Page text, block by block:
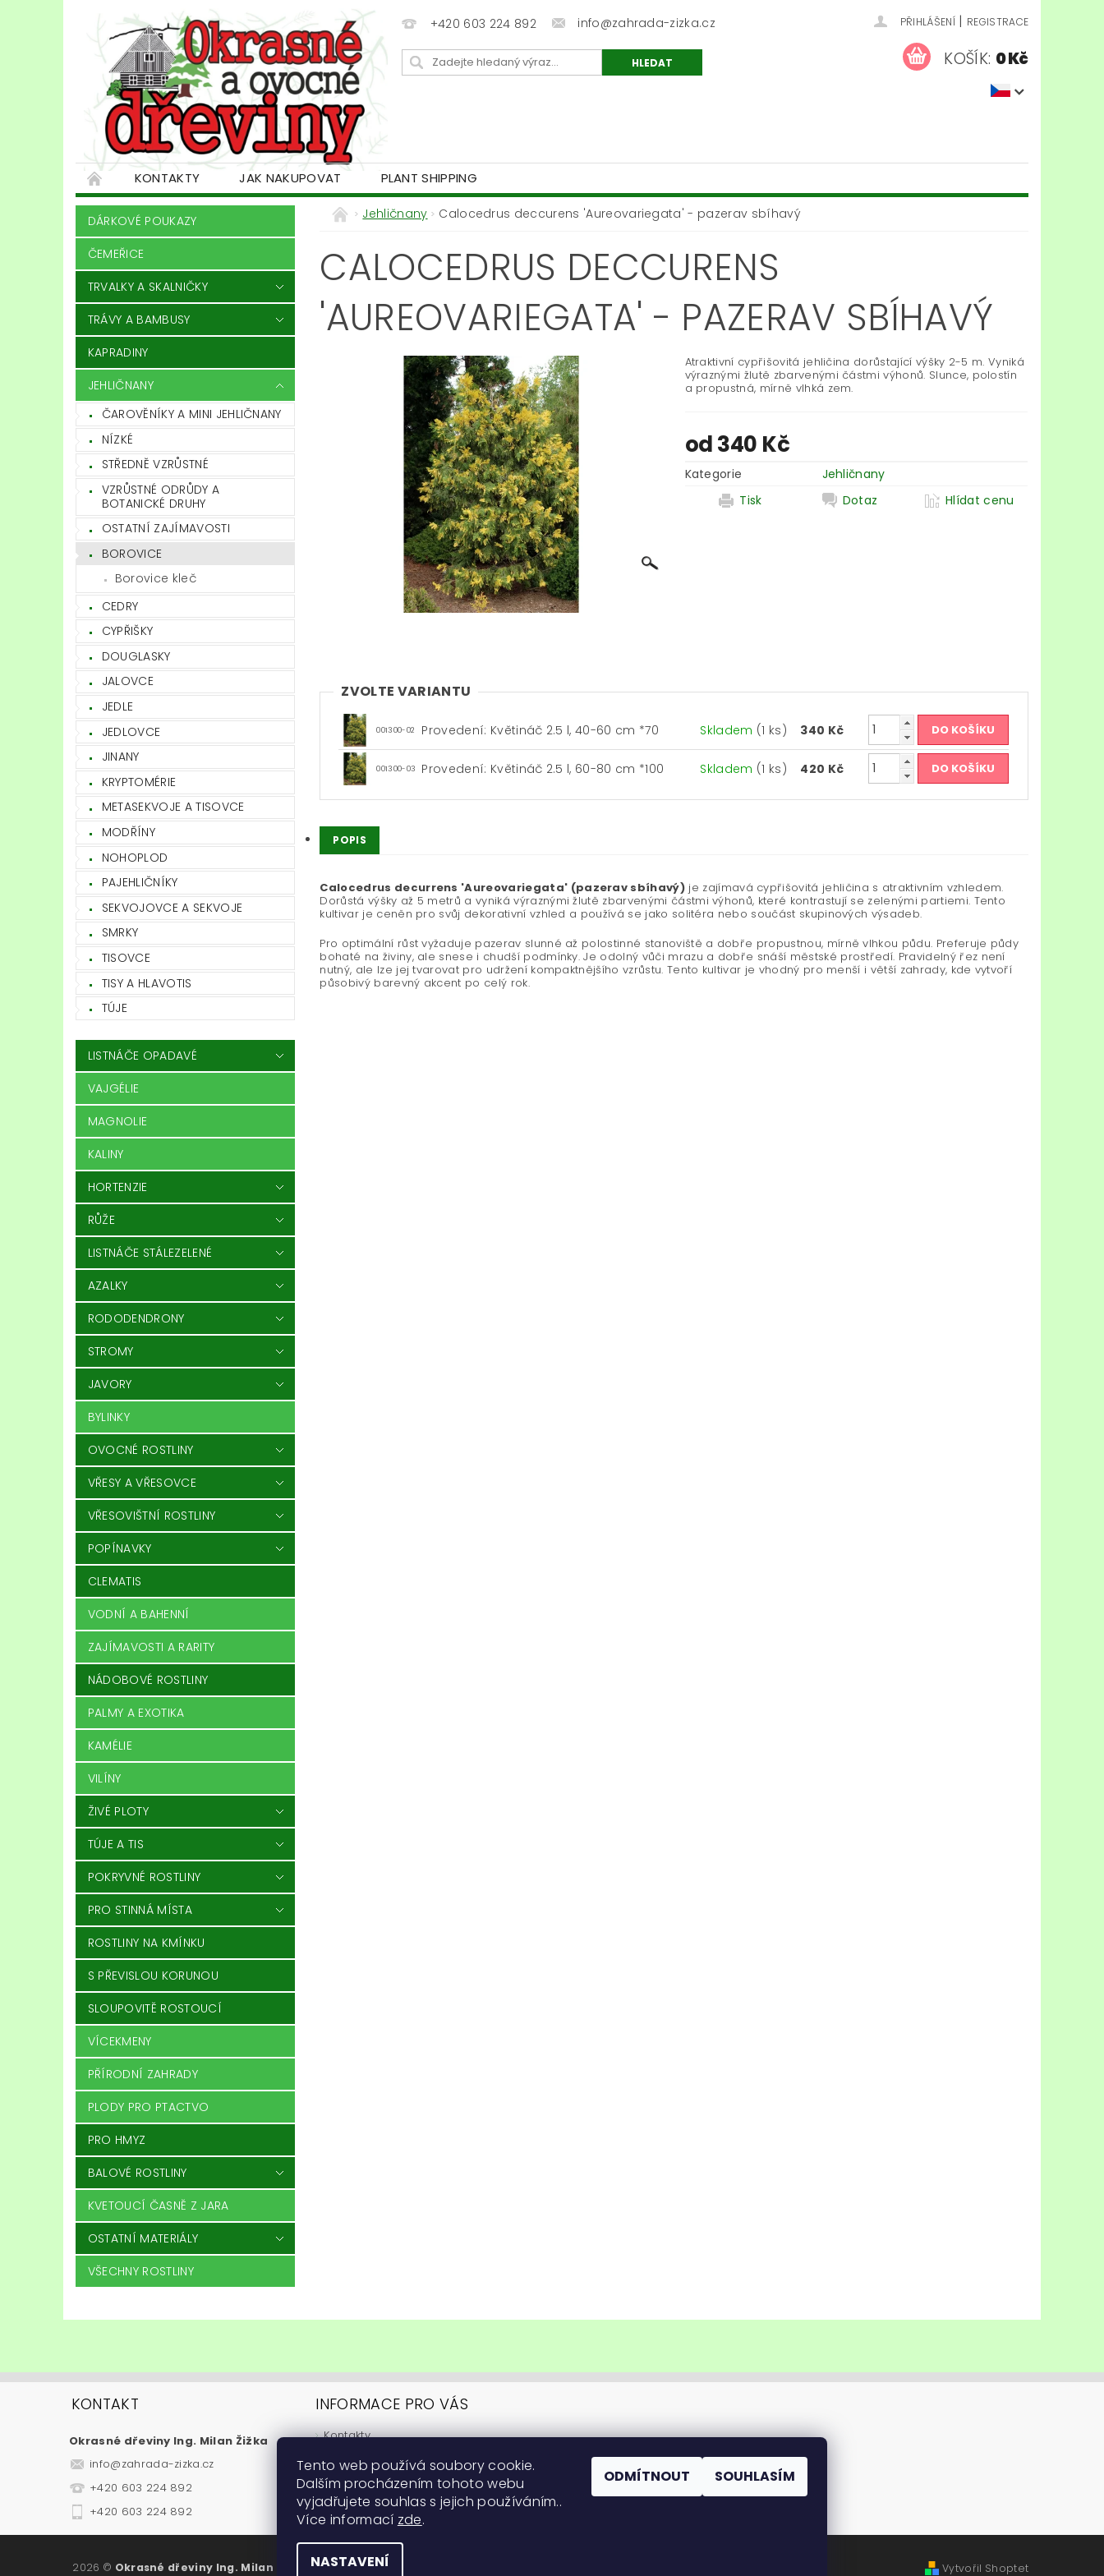
+420 603 224 892 info@zahrada-zizka.cz PŘIHLÁŠENÍ | REGISTRACE
KOŠÍK: 0 Kč
KONTAKTY JAK NAKUPOVAT PLANT SHIPPING
DÁRKOVÉ POUKAZY
ČEMEŘICE
TRVALKY A SKALNIČKY
TRÁVY A BAMBUSY
KAPRADINY
JEHLIČNANY
ČAROVĚNÍKY A MINI JEHLIČNANY
NÍZKÉ
STŘEDNĚ VZRŮSTNÉ
VZRŮSTNÉ ODRŮDY A
BOTANICKÉ DRUHY
OSTATNÍ ZAJÍMAVOSTI
BOROVICE
Borovice kleč
CEDRY
CYPŘIŠKY
DOUGLASKY
JALOVCE
JEDLE
JEDLOVCE
JINANY
KRYPTOMÉRIE
METASEKVOJE A TISOVCE
MODŘÍNY
NOHOPLOD
PAJEHLIČNÍKY
SEKVOJOVCE A SEKVOJE
SMRKY
TISOVCE
TISY A HLAVOTIS
TÚJE
LISTNÁČE OPADAVÉ
VAJGÉLIE
MAGNOLIE
KALINY
HORTENZIE
RŮŽE
LISTNÁČE STÁLEZELENÉ
AZALKY
RODODENDRONY
STROMY
JAVORY
BYLINKY
OVOCNÉ ROSTLINY
VŘESY A VŘESOVCE
VŘESOVIŠTNÍ ROSTLINY
POPÍNAVKY
CLEMATIS
VODNÍ A BAHENNÍ
ZAJÍMAVOSTI A RARITY
NÁDOBOVÉ ROSTLINY
PALMY A EXOTIKA
KAMÉLIE
VILÍNY
ŽIVÉ PLOTY
TÚJE A TIS
POKRYVNÉ ROSTLINY
PRO STINNÁ MÍSTA
ROSTLINY NA KMÍNKU
S PŘEVISLOU KORUNOU
SLOUPOVITĚ ROSTOUCÍ
VÍCEKMENY
PŘÍRODNÍ ZAHRADY
PLODY PRO PTACTVO
PRO HMYZ
BALOVÉ ROSTLINY
KVETOUCÍ ČASNĚ Z JARA
OSTATNÍ MATERIÁLY
VŠECHNY ROSTLINY
Jehličnany Calocedrus deccurens 'Aureovariegata' - pazerav sbíhavý
CALOCEDRUS DECCURENS
'AUREOVARIEGATA' - PAZERAV SBÍHAVÝ
Atraktivní cypřišovitá jehličina dorůstající výšky 2-5 m. Vyniká
výraznými žlutě zbarvenými částmi výhonů. Slunce, polostín
a propustná, mírně vlhká zem.
od 340 Kč
Kategorie
Jehličnany
Tisk
Dotaz Hlídat cenu
ZVOLTE VARIANTU
001300-02 Provedení: Květináč 2.5 l, 40-60 cm *70 Skladem (1 ks) 340 Kč
001300-03 Provedení: Květináč 2.5 l, 60-80 cm *100 Skladem (1 ks) 420 Kč
POPIS
Calocedrus decurrens 'Aureovariegata' (pazerav sbíhavý) je zajímavá cypřišovitá jehličina s atraktivním vzhledem.
Dorůstá výšky až 5 metrů a vyniká výraznými žlutě zbarvenými částmi výhonů, které kontrastují se zelenými partiemi. Tento
kultivar je ceněn pro svůj dekorativní vzhled a používá se jako solitéra nebo součást skupinových výsadeb.
Pro optimální růst vyžaduje pazerav slunné až polostinné stanoviště a dobře propustnou, mírně vlhkou půdu. Preferuje půdy
bohaté na živiny, ale snese i chudší podmínky. Je odolný vůči mrazu a dobře snáší městské prostředí. Pravidelný řez není
nutný, ale lze jej tvarovat pro udržení kompaktnějšího vzrůstu. Tento kultivar je vhodný pro menší i větší zahrady, kde vytvoří
působivý barevný akcent po celý rok.
KONTAKT
Okrasné dřeviny Ing. Milan Žižka
info@zahrada-zizka.cz
+420 603 224 892
+420 603 224 892
INFORMACE PRO VÁS
Kontakty
Obchodní podmínky
Podmínky ochrany osobních údajů
Fytosanitární informace
Návody na pěstování
2026 © Okrasné dřeviny Ing. Milan Žižka , všechna práva vyhrazena Vytvořil Shoptet
Tento web používá soubory cookie.
Dalším procházením tohoto webu
vyjadřujete souhlas s jejich používáním..
Více informací zde.
NASTAVENÍ
ODMÍTNOUT SOUHLASÍM